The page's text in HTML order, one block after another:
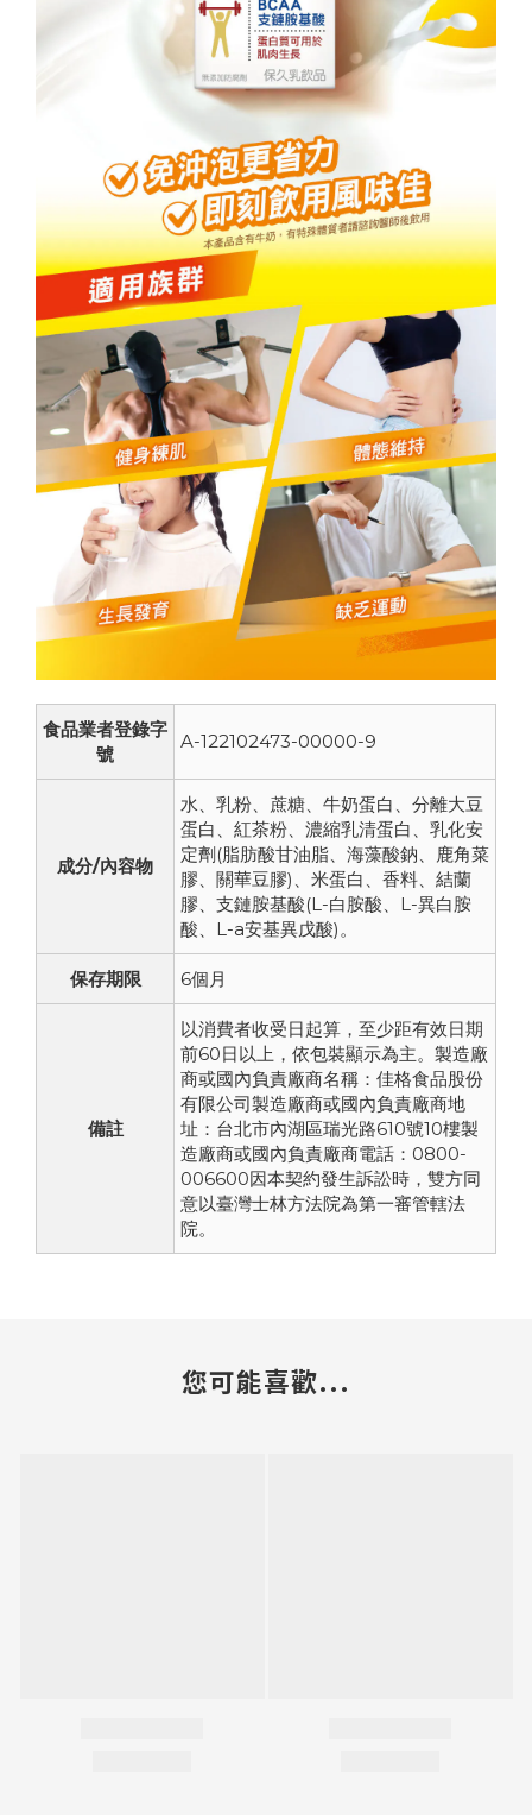
食品業者登錄字
號
A-122102473-00000-9
成分/內容物
水、乳粉、蔗糖、牛奶蛋白、分離大豆
蛋白、紅茶粉、濃縮乳清蛋白、乳化安
定劑(脂肪酸甘油脂、海藻酸鈉、鹿角菜
膠、關華豆膠)、米蛋白、香料、結蘭
膠、支鏈胺基酸(L-白胺酸、L-異白胺
酸、L-a安基異戊酸)。
保存期限 6個月
備註
以消費者收受日起算，至少距有效日期
前60日以上，依包裝顯示為主。製造廠
商或國內負責廠商名稱：佳格食品股份
有限公司製造廠商或國內負責廠商地
址：台北市內湖區瑞光路610號10樓製
造廠商或國內負責廠商電話：0800-
006600因本契約發生訴訟時，雙方同
意以臺灣士林方法院為第一審管轄法
院。
您可能喜歡...